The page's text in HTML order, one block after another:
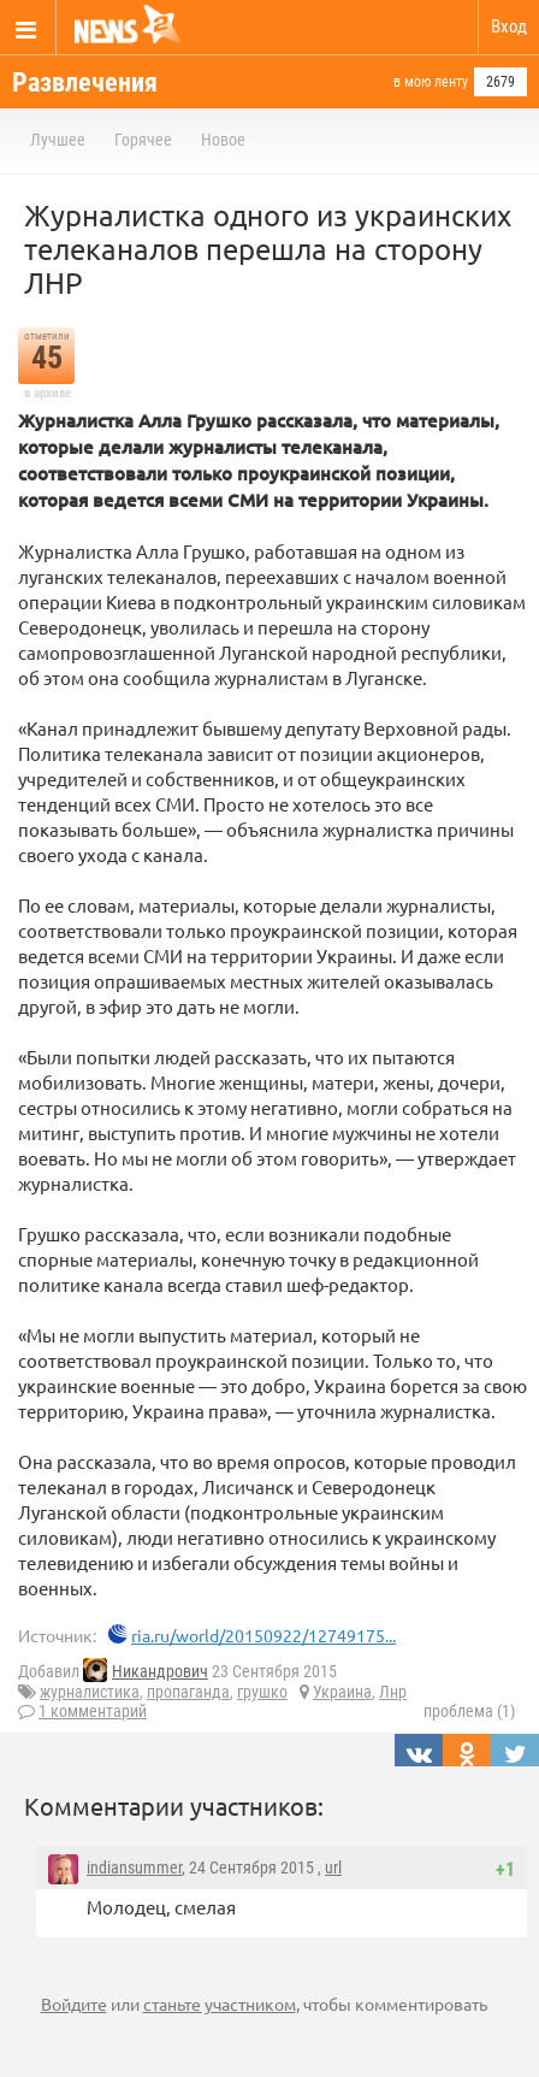
Вход
Развлечения в мою ленту 2679
Лучшее Горячее Новое
Журналистка одного из украинских
телеканалов перешла на сторону
ЛНР
отметили
45
в архиве
Журналистка Алла Грушко рассказала, что материалы,
которые делали журналисты телеканала,
соответствовали только проукраинской позиции,
которая ведется всеми СМИ на территории Украины.
Журналистка Алла Грушко, работавшая на одном из
луганских телеканалов, переехавших с началом военной
операции Киева в подконтрольный украинским силовикам
Северодонецк, уволилась и перешла на сторону
самопровозглашенной Луганской народной республики,
об этом она сообщила журналистам в Луганске.
«Канал принадлежит бывшему депутату Верховной рады.
Политика телеканала зависит от позиции акционеров,
учредителей и собственников, и от общеукраинских
тенденций всех СМИ. Просто не хотелось это все
показывать больше», — объяснила журналистка причины
своего ухода с канала.
По ее словам, материалы, которые делали журналисты,
соответствовали только проукраинской позиции, которая
ведется всеми СМИ на территории Украины. И даже если
позиция опрашиваемых местных жителей оказывалась
другой, в эфир это дать не могли.
«Были попытки людей рассказать, что их пытаются
мобилизовать. Многие женщины, матери, жены, дочери,
сестры относились к этому негативно, могли собраться на
митинг, выступить против. И многие мужчины не хотели
воевать. Но мы не могли об этом говорить», — утверждает
журналистка.
Грушко рассказала, что, если возникали подобные
спорные материалы, конечную точку в редакционной
политике канала всегда ставил шеф-редактор.
«Мы не могли выпустить материал, который не
соответствовал проукраинской позиции. Только то, что
украинские военные — это добро, Украина борется за свою
территорию, Украина права», — уточнила журналистка.
Она рассказала, что во время опросов, которые проводил
телеканал в городах, Лисичанск и Северодонецк
Луганской области (подконтрольные украинским
силовикам), люди негативно относились к украинскому
телевидению и избегали обсуждения темы войны и
военных.
Источник: ria.ru/world/20150922/12749175...
Добавил Никандрович 23 Сентября 2015
журналистика, пропаганда, грушко Украина, Лнр
1 комментарий
проблема (1)
Комментарии участников:
+1
indiansummer, 24 Сентября 2015 , url
Молодец, смелая
Войдите илистаньте участником, чтобы комментировать